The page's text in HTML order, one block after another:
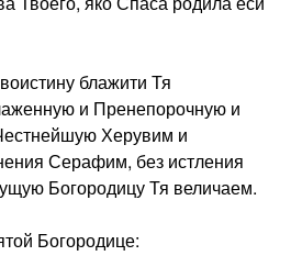
блажити Тя
и Пренепорочную и
Херувим и
Серафим, без истления
Богородицу Тя величаем.
Богородице: